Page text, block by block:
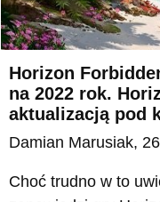
Horizon
na 2022 rok.
aktualizacją pod
Damian Marusiak,
Choć trudno w to